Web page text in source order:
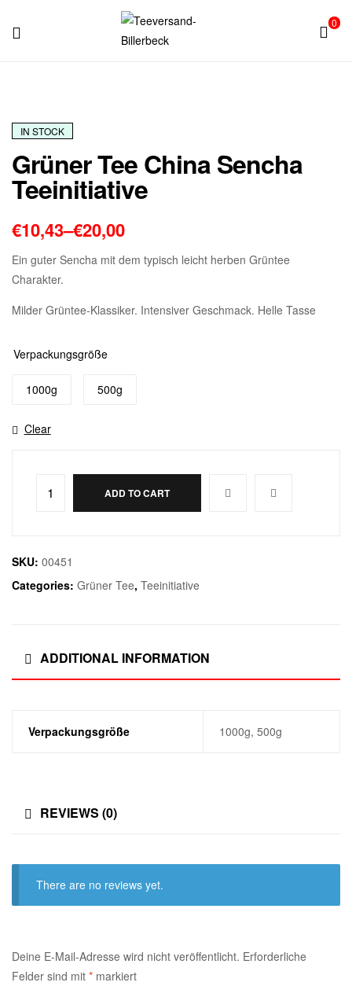
0
IN STOCK
Grüner Tee China Sencha
Teeinitiative
€10,43–€20,00
Ein guter Sencha mit dem typisch leicht herben Grüntee
Charakter.
Milder Grüntee-Klassiker. Intensiver Geschmack. Helle Tasse
Verpackungsgröße
1000g 500g
Clear
ADD TO CART
SKU: 00451
Categories: Grüner Tee, Teeinitiative
ADDITIONAL INFORMATION
Verpackungsgröße 1000g, 500g
REVIEWS (0)
There are no reviews yet.
Deine E-Mail-Adresse wird nicht veröffentlicht. Erforderliche
Felder sind mit * markiert